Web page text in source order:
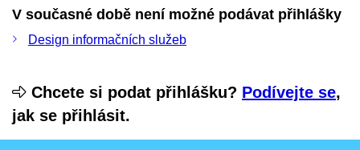
V současné době není možné podávat přihlášky
Design informačních služeb
Chcete si podat přihlášku? Podívejte se,
jak se přihlásit.